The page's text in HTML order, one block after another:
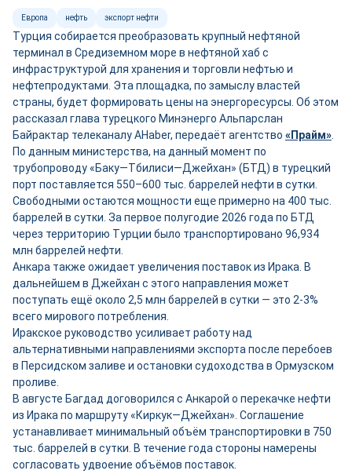
Европа нефть экспорт нефти
Турция собирается преобразовать крупный нефтяной
терминал в Средиземном море в нефтяной хаб с
инфраструктурой для хранения и торговли нефтью и
нефтепродуктами. Эта площадка, по замыслу властей
страны, будет формировать цены на энергоресурсы. Об этом
рассказал глава турецкого Минэнерго Альпарслан
Байрактар телеканалу AHaber, передаёт агентство «Прайм»
По данным министерства, на данный момент по
трубопроводу «Баку—Тбилиси—Джейхан» (БТД) в турецкий
порт поставляется 550–600 тыс. баррелей нефти в сутки.
Свободными остаются мощности ещепримерно на 400 тыс.
баррелей в сутки. За первое полугодие 2026 года по БТД
через территорию Турции было транспортировано 96,934
млн баррелей нефти.
Анкара также ожидает увеличения поставок из Ирака. В
дальнейшем в Джейхан с этого направления может
поступать ещё около 2,5 млн баррелей в сутки — это 2-3%
всего мирового потребления.
Иракское руководство усиливает работу над
альтернативными направлениями экспорта после перебоев
в Персидском заливе и остановки судоходства в Ормузском
проливе.
В августе Багдад договорился с Анкарой о перекачке нефти
из Ирака по маршруту «Киркук—Джейхан». Соглашение
устанавливает минимальный объём транспортировки в 750
тыс. баррелей в сутки. В течение года стороны намерены
согласовать удвоение объёмов поставок.